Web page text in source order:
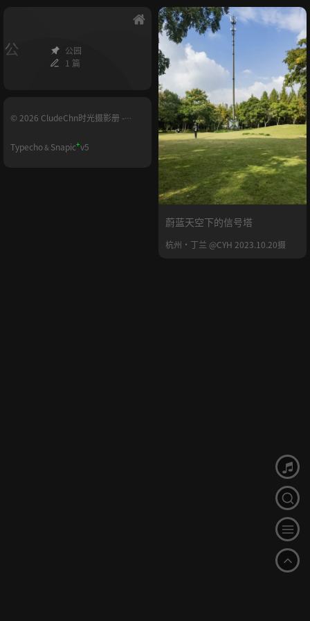
公
公园
1 篇
蔚蓝天空下的信号塔
杭州·丁兰 @CYH 2023.10.20摄
© 2026 CludeChn时光摄影册 -
Typecho& Snapic+v5